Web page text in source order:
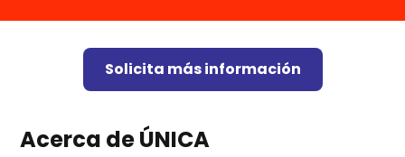
Solicita más información
Acerca de ÚNICA